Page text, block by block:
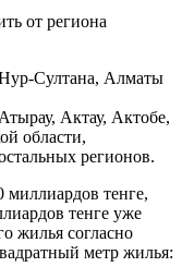
от региона
Султана, Алматы
Актау, Актобе,
области,
регионов.
миллиардов тенге,
тенге уже
жилья согласно
метр жилья: